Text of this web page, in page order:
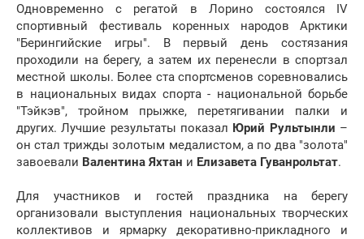
Одновременно с регатой в Лорино состоялся IV
спортивный фестиваль коренных народов Арктики
"Берингийские игры". В первый день состязания
проходили на берегу, а затем их перенесли в спортзал
местной школы. Более ста спортсменов соревновались
в национальных видах спорта - национальной борьбе
"Тэйкэв", тройном прыжке, перетягивании палки и
других. Лучшие результаты показал Юрий Рультынли –
он стал трижды золотым медалистом, а по два "золота"
завоевали Валентина Яхтан и Елизавета Гуванрольтат.
Для участников и гостей праздника на берегу
организовали выступления национальных творческих
коллективов и ярмарку декоративно-прикладного и